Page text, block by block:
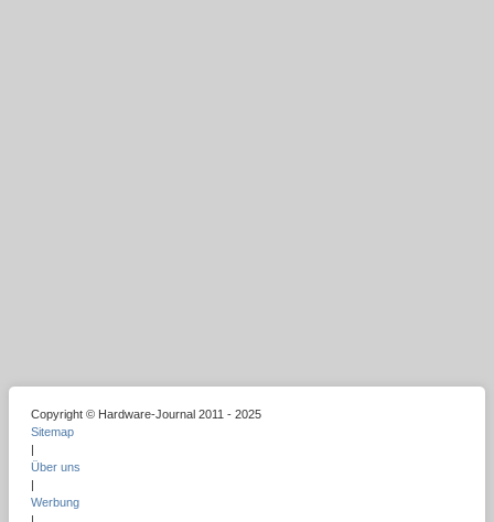
Copyright © Hardware-Journal 2011 - 2025
Sitemap
|
Über uns
|
Werbung